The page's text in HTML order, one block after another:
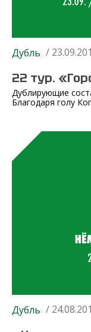
Дубль /
22 тур.
Дублирующие
Благодаря голу
Дубль /